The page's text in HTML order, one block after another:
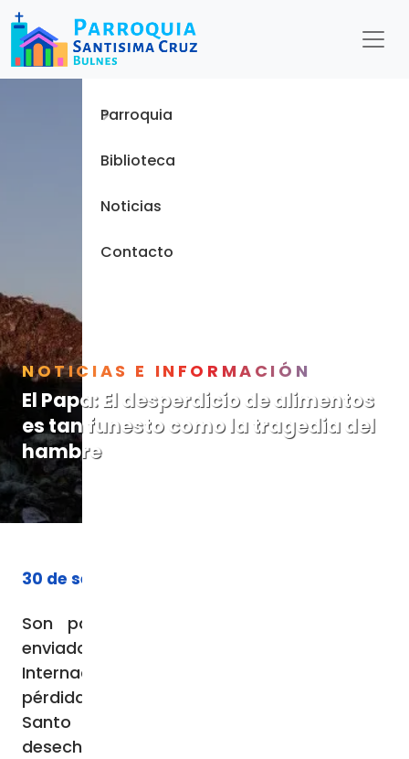
NOTICIAS E INFORMACIÓN
El Papa: El desperdicio de alimentos
es tan funesto como la tragedia del
hambre
30 de septiembre de 2023
Son palabras del Papa en el mensaje
enviado a la Asamblea de la Fao, en el Día
Internacional de Concienciación sobre la
pérdida y el desperdicio de alimentos. El
Santo Padre proclama: “el alimento
desechado es una afrenta para los pobres»
Menu
Inicio
Parroquia
Biblioteca
Noticias
Contacto